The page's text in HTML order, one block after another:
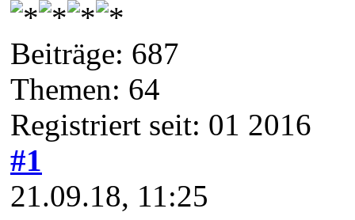
Beiträge: 687
Themen: 64
Registriert seit: 01 2016
#1
21.09.18, 11:25